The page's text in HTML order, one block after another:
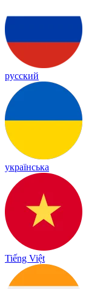
русский
українська
Tiếng Việt